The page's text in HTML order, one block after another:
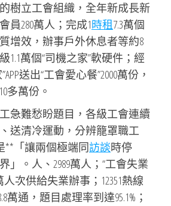
樹立工會組織，全年新成長新
員280萬人；完成1時租7.3萬個
增效，辦事戶外休息者等約8
1.1萬個“司機之家”軟硬件；經
送出“工會愛心餐”2000萬份，
多萬份。
急難愁盼題目，各級工會連續
送清冷運動，分辨籠罩職工
**「讓兩個極端同訪談時停
」。人、2989萬人；“工會失業
人次供給失業辦事；12351熱線
萬通，題目處理率到達95.1%；